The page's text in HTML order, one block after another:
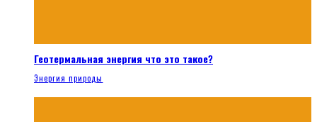
Геотермальная энергия что это такое?
Энергия природы